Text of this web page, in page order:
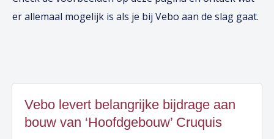
er allemaal mogelijk is als je bij Vebo aan de slag gaat.
Vebo levert belangrijke bijdrage aan
bouw van ‘Hoofdgebouw’ Cruquis